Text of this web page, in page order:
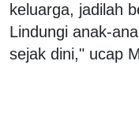
keluarga, jadilah
Lindungi anak-
sejak dini," ucap